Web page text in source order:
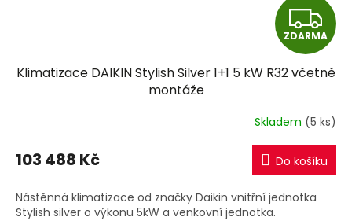
Z
D
A
R
M
A
ZDARMA
Klimatizace DAIKIN Stylish Silver 1+1 5 kW R32 včetně
montáže
Skladem (5 ks)
103 488 Kč Do košíku
Nástěnná klimatizace od značky Daikin vnitřní jednotka
Stylish silver o výkonu 5kW a venkovní jednotka.